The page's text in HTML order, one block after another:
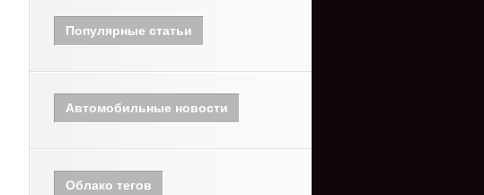
Популярные статьи
Автомобильные новости
Облако тегов